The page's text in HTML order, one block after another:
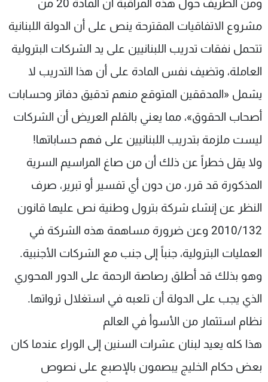
ومن الطريف حول هذه المراقبة أن المادة 20 من
مشروع الاتفاقيات المقترحة ينص على أن الدولة اللبنانية
تتحمل نفقات تدريب اللبنانيين على يد الشركات البترولية
العاملة، وتضيف نفس المادة على أن هذا التدريب لا
يشمل «المدققين المتوقع منهم تدقيق دفاتر وحسابات
أصحاب الحقوق»، مما يعني بالقلم العريض أن الشركات
ليست ملزمة بتدريب اللبنانيين على فهم حساباتها!
ولا يقل خطراً عن ذلك أن من صاغ المراسيم السرية
المذكورة قد قرر، من دون أي تفسير أو تبرير، صرف
النظر عن إنشاء شركة بترول وطنية نص عليها قانون
2010/132 وعن ضرورة مساهمة هذه الشركة في
العمليات البترولية، جنباً إلى جنب مع الشركات الأجنبية.
وهو بذلك قد أطلق رصاصة الرحمة على الدور المحوري
الذي يجب على الدولة أن تلعبه في استغلال ثرواتها.
نظام استثمار من الأسوأ في العالم
هذا كله يعيد لبنان عشرات السنين إلى الوراء عندما كان
بعض حكام الخليج يبصمون بالإصبع على نصوص